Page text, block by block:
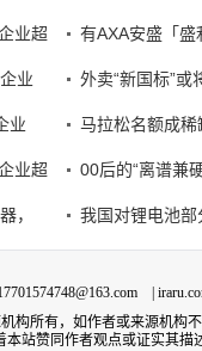
业超 有AXA安盛「
业 外卖“新国标”
业 马拉松名额成
业超 00后的“离谱兼
， 我国对锂电池
|
构所有，如作者或来源机
站赞同作者观点或证实其